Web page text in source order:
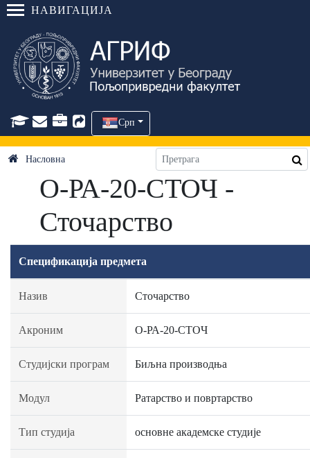
НАВИГАЦИЈА
Срп
Насловна
О-РА-20-СТОЧ -
Сточарство
Спецификација предмета
Назив Сточарство
Акроним О-РА-20-СТОЧ
Студијски програм Биљна производња
Модул Ратарство и повртарство
Тип студија основне академске студије